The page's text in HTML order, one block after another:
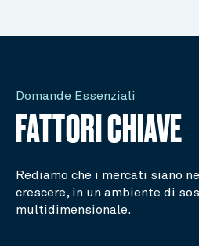
Domande Essenziali
FATTORI CHIAVE
Rediamo che i mercati siano
crescere, in un ambiente di
multidimensionale.